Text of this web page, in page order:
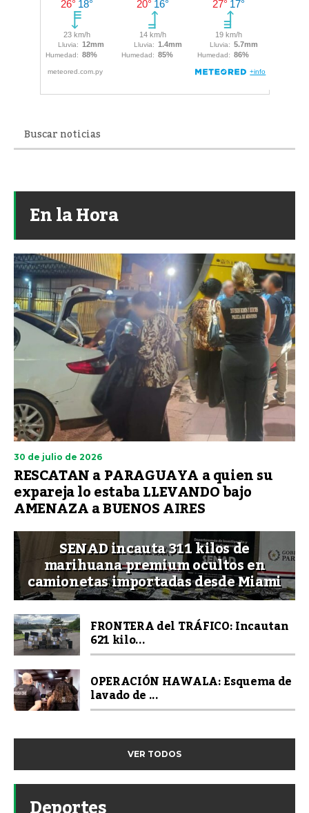
En la Hora
30 de julio de 2026
RESCATAN a PARAGUAYA a quien su
expareja lo estaba LLEVANDO bajo
AMENAZA a BUENOS AIRES
SENAD incauta 311 kilos de
marihuana premium ocultos en
camionetas importadas desde Miami
FRONTERA del TRÁFICO: Incautan
621 kilo...
OPERACIÓN HAWALA: Esquema de
lavado de ...
VER TODOS